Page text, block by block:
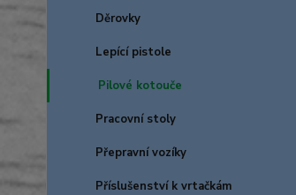
Děrovky
Lepící pistole
Pilové kotouče
Pracovní stoly
Přepravní vozíky
Příslušenství k vrtačkám